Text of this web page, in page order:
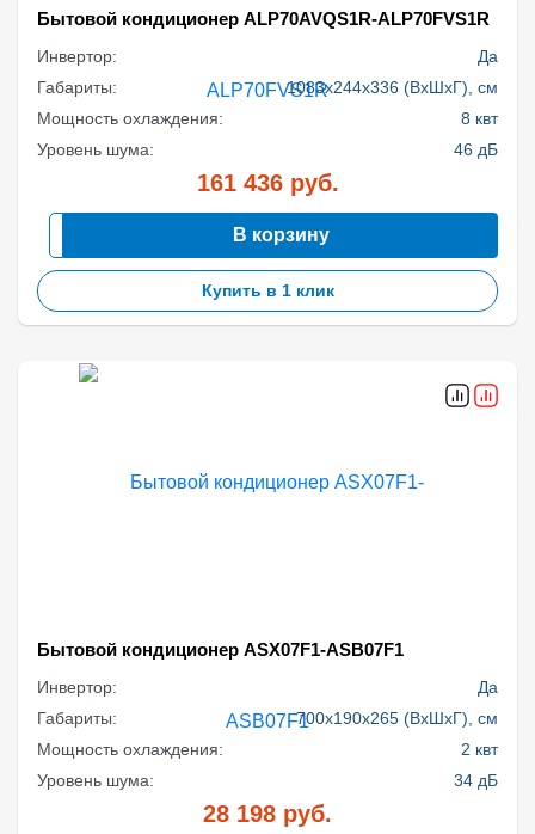
Бытовой кондиционер ALP70AVQS1R-ALP70FVS1R
Инвертор:
Да
Габариты:
1083x244x336 (ВхШхГ), см
Мощность охлаждения:
8 квт
Уровень шума:
46 дБ
161 436руб.
В корзину
Купить в 1 клик
Бытовой кондиционер ASX07F1-ASB07F1
Инвертор:
Да
Габариты:
700x190x265 (ВхШхГ), см
Мощность охлаждения:
2 квт
Уровень шума:
34 дБ
28 198 руб.